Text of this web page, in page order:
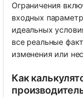
Ограничения
входных
идеальных
все реальные
изменения или
Как